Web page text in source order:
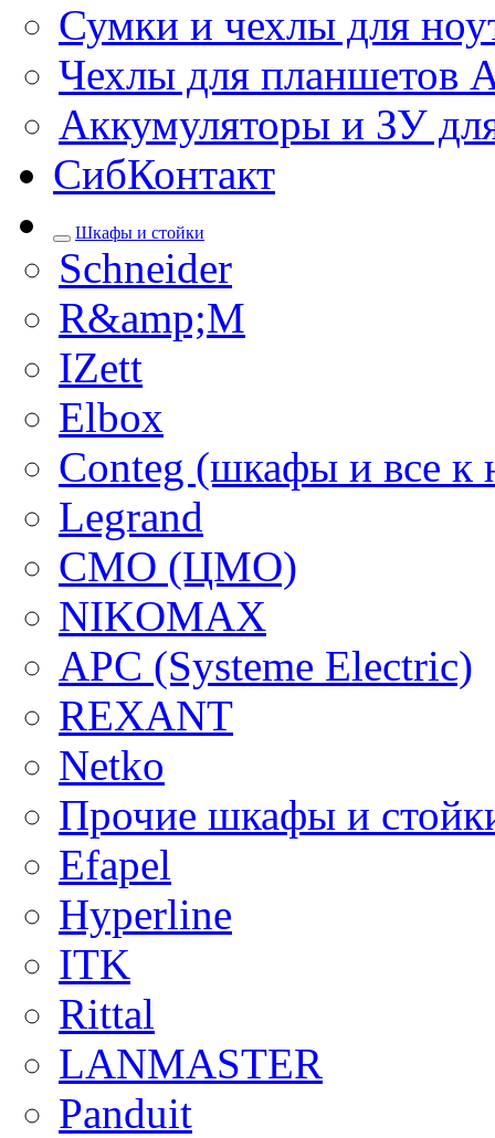
Сумки и чехлы для
Чехлы для планшетов
Аккумуляторы и ЗУ
СибКонтакт
Шкафы и стойки
Schneider
R&amp;M
IZett
Elbox
Conteg (шкафы и все к
Legrand
CMO (ЦМО)
NIKOMAX
APC (Systeme Electric)
REXANT
Netko
Прочие шкафы и
Efapel
Hyperline
ITK
Rittal
LANMASTER
Panduit